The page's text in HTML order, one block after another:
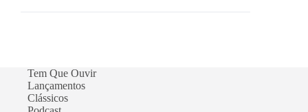
15
de
2025
Tem Que Ouvir
Lançamentos
Clássicos